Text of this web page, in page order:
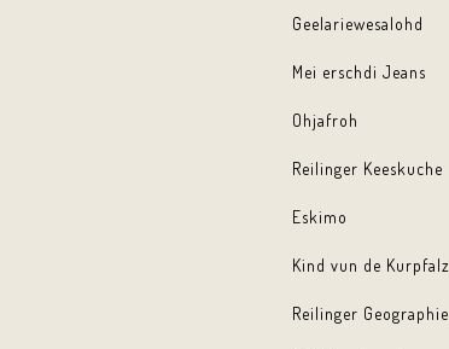
Geelariewesalohd
Mei erschdi Jeans
Ohjafroh
Reilinger Keeskuche
Eskimo
Kind vun de Kurpfalz
Reilinger Geographie